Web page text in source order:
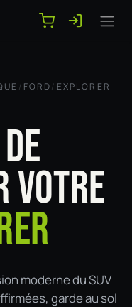
/ FORD/ EXPLORER
VOTRE
moderne du SUV
garde au sol